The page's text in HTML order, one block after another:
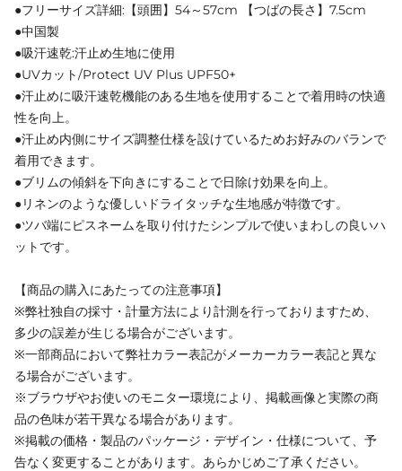
●フリーサイズ詳細:【頭囲】54～57cm 【つばの長さ】7.5cm
●中国製
●吸汗速乾:汗止め生地に使用
●UVカット/Protect UV Plus UPF50+
●汗止めに吸汗速乾機能のある生地を使用することで着用時の快適
性を向上。
●汗止め内側にサイズ調整仕様を設けているためお好みのバランで
着用できます。
●ブリムの傾斜を下向きにすることで日除け効果を向上。
●リネンのような優しいドライタッチな生地感が特徴です。
●ツバ端にピスネームを取り付けたシンプルで使いまわしの良いハ
ットです。
【商品の購入にあたっての注意事項】
※弊社独自の採寸・計量方法により計測を行っておりますため、
多少の誤差が生じる場合がございます。
※一部商品において弊社カラー表記がメーカーカラー表記と異な
る場合がございます。
※ブラウザやお使いのモニター環境により、掲載画像と実際の商
品の色味が若干異なる場合があります。
※掲載の価格・製品のパッケージ・デザイン・仕様について、予
告なく変更することがあります。あらかじめご了承ください。